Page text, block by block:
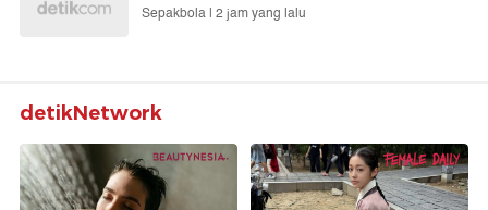
Sepakbola | 2 jam yang lalu
detikNetwork